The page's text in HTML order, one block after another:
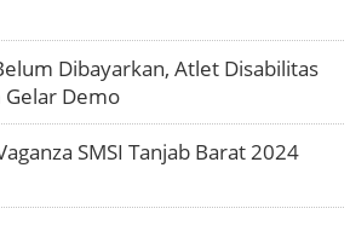
Dibayarkan, Atlet Disabilitas
Gelar Demo
SMSI Tanjab Barat 2024